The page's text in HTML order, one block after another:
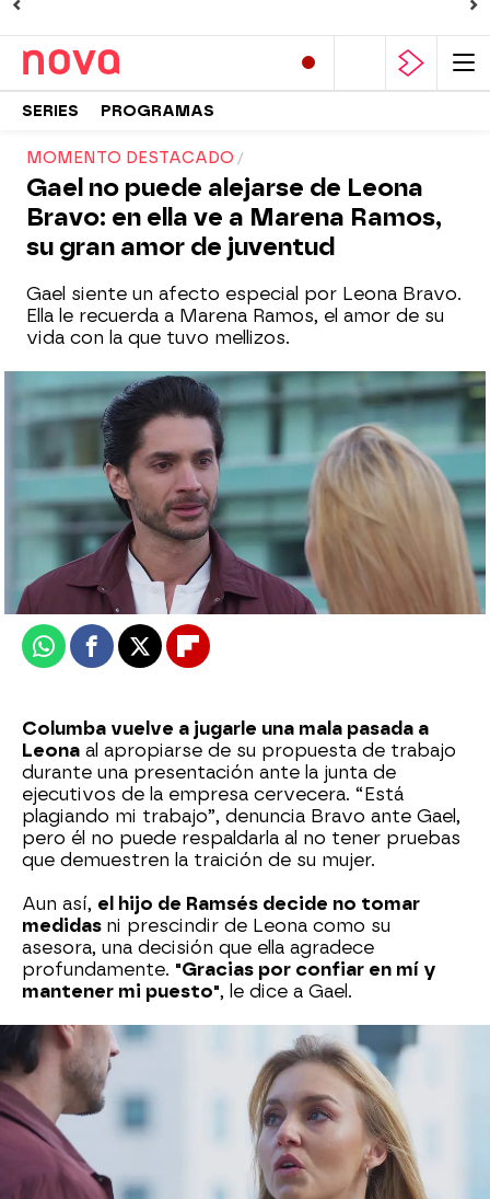
SERIES PROGRAMAS
MOMENTO DESTACADO
Gael no puede alejarse de Leona
Bravo: en ella ve a Marena Ramos,
su gran amor de juventud
Gael siente un afecto especial por Leona Bravo.
Ella le recuerda a Marena Ramos, el amor de su
vida con la que tuvo mellizos.
Nova
Publicado: 28 de enero de 2026, 21:30
WhatsappFacebook
X Flipboard
Columba vuelve a jugarle una mala pasada a
Leona al apropiarse de su propuesta de trabajo
durante una presentación ante la junta de
ejecutivos de la empresa cervecera. “Está
plagiando mi trabajo”, denuncia Bravo ante Gael,
pero él no puede respaldarla al no tener pruebas
que demuestren la traición de su mujer.
Aun así, el hijo de Ramsés decide no tomar
medidas ni prescindir de Leona como su
asesora, una decisión que ella agradece
profundamente. "Gracias por confiar en mí y
mantener mi puesto", le dice a Gael.
Por su parte, el marido de Columba confía
plenamente en la capacidad de Leona y le
confiesa que estar cerca de ella le hace sentir
bien, ya quele recuerda a Marena Ramos,el
gran amor de su vida. "Tienes los mismos ojos
que mi Marena", le revela el empresario.